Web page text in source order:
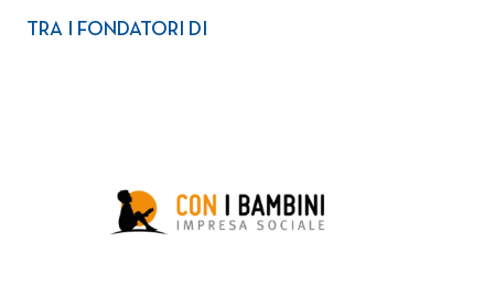
TRA I FONDATORI DI